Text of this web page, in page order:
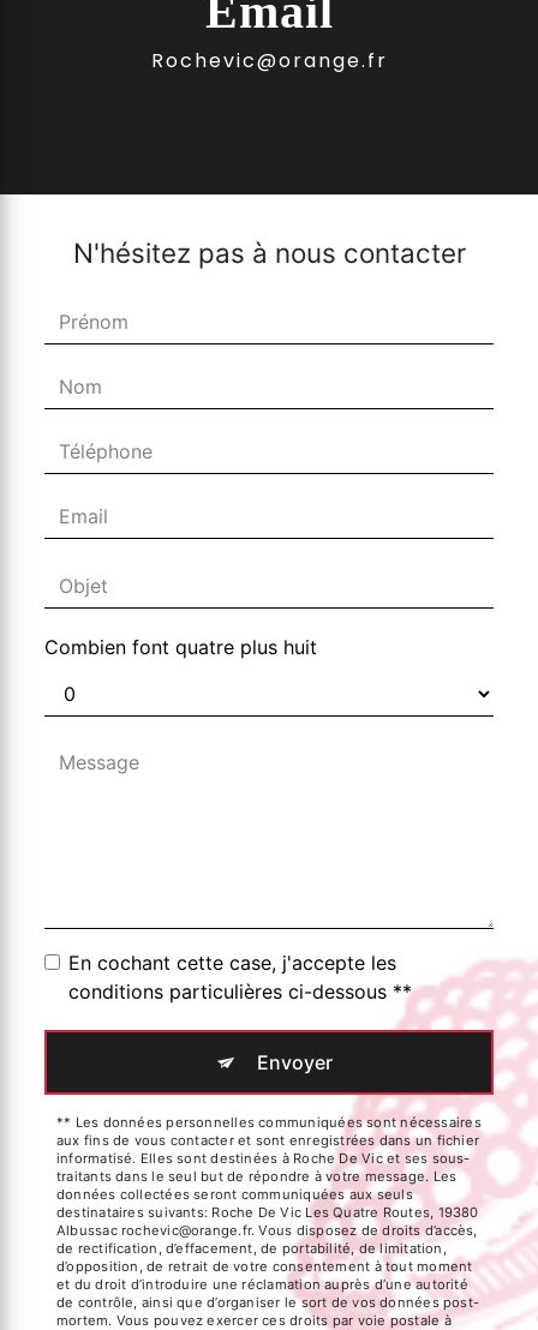
Email
rochevic@orange.fr
N'hésitez pas à nous contacter
Combien font quatre plus huit
En cochant cette case, j'accepte les
conditions particulières ci-dessous **
Envoyer
** Les données personnelles communiquées sont nécessaires
aux fins de vous contacter et sont enregistrées dans un fichier
informatisé. Elles sont destinées à Roche De Vic et ses sous-
traitants dans le seul but de répondre à votre message. Les
données collectées seront communiquées aux seuls
destinataires suivants: Roche De Vic Les Quatre Routes, 19380
Albussac rochevic@orange.fr. Vous disposez de droits d’accès,
de rectification, d’effacement, de portabilité, de limitation,
d’opposition, de retrait de votre consentement à tout moment
et du droit d’introduire une réclamation auprès d’une autorité
de contrôle, ainsi que d’organiser le sort de vos données post-
mortem. Vous pouvez exercer ces droits par voie postale à